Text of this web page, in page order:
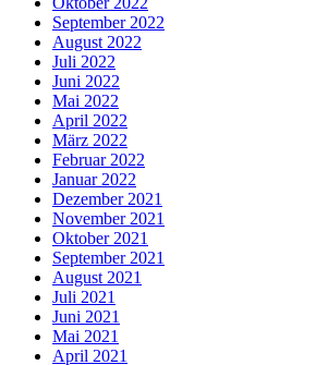
September 2022
August 2022
Juli 2022
Juni 2022
Mai 2022
April 2022
März 2022
Februar 2022
Januar 2022
Dezember 2021
November 2021
Oktober 2021
September 2021
August 2021
Juli 2021
Juni 2021
Mai 2021
April 2021